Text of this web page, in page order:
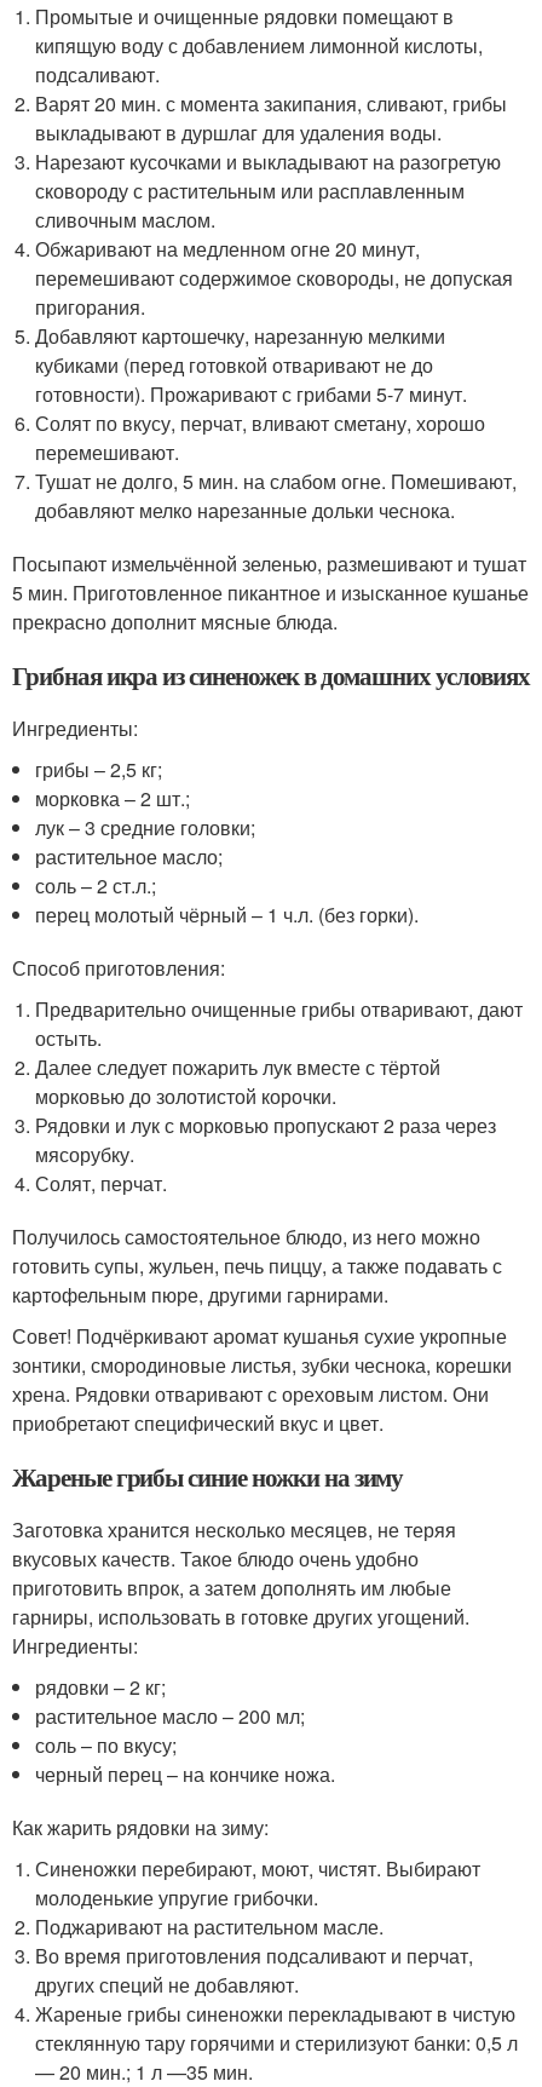
Промытые и очищенные рядовки помещают в
кипящую воду с добавлением лимонной кислоты,
подсаливают.
Варят 20 мин. с момента закипания, сливают, грибы
выкладывают в дуршлаг для удаления воды.
Нарезают кусочками и выкладывают на разогретую
сковороду с растительным или расплавленным
сливочным маслом.
Обжаривают на медленном огне 20 минут,
перемешивают содержимое сковороды, не допуская
пригорания.
Добавляют картошечку, нарезанную мелкими
кубиками (перед готовкой отваривают не до
готовности). Прожаривают с грибами 5-7 минут.
Солят по вкусу, перчат, вливают сметану, хорошо
перемешивают.
Тушат не долго, 5 мин. на слабом огне. Помешивают,
добавляют мелко нарезанные дольки чеснока.
Посыпают измельчённой зеленью, размешивают и тушат
5 мин. Приготовленное пикантное и изысканное кушанье
прекрасно дополнит мясные блюда.
Грибная икра из синеножек в домашних условиях
Ингредиенты:
грибы – 2,5 кг;
морковка – 2 шт.;
лук – 3 средние головки;
растительное масло;
соль – 2 ст.л.;
перец молотый чёрный – 1 ч.л. (без горки).
Способ приготовления:
Предварительно очищенные грибы отваривают, дают
остыть.
Далее следует пожарить лук вместе с тёртой
морковью до золотистой корочки.
Рядовки и лук с морковью пропускают 2 раза через
мясорубку.
Солят, перчат.
Получилось самостоятельное блюдо, из него можно
готовить супы, жульен, печь пиццу, а также подавать с
картофельным пюре, другими гарнирами.
Совет! Подчёркивают аромат кушанья сухие укропные
зонтики, смородиновые листья, зубки чеснока, корешки
хрена. Рядовки отваривают с ореховым листом. Они
приобретают специфический вкус и цвет.
Жареные грибы синие ножки на зиму
Заготовка хранится несколько месяцев, не теряя
вкусовых качеств. Такое блюдо очень удобно
приготовить впрок, а затем дополнять им любые
гарниры, использовать в готовке других угощений.
Ингредиенты:
рядовки – 2 кг;
растительное масло – 200 мл;
соль – по вкусу;
черный перец – на кончике ножа.
Как жарить рядовки на зиму:
Синеножки перебирают, моют, чистят. Выбирают
молоденькие упругие грибочки.
Поджаривают на растительном масле.
Во время приготовления подсаливают и перчат,
других специй не добавляют.
Жареные грибы синеножки перекладывают в чистую
стеклянную тару горячими и стерилизуют банки: 0,5 л
— 20 мин.; 1 л —35 мин.